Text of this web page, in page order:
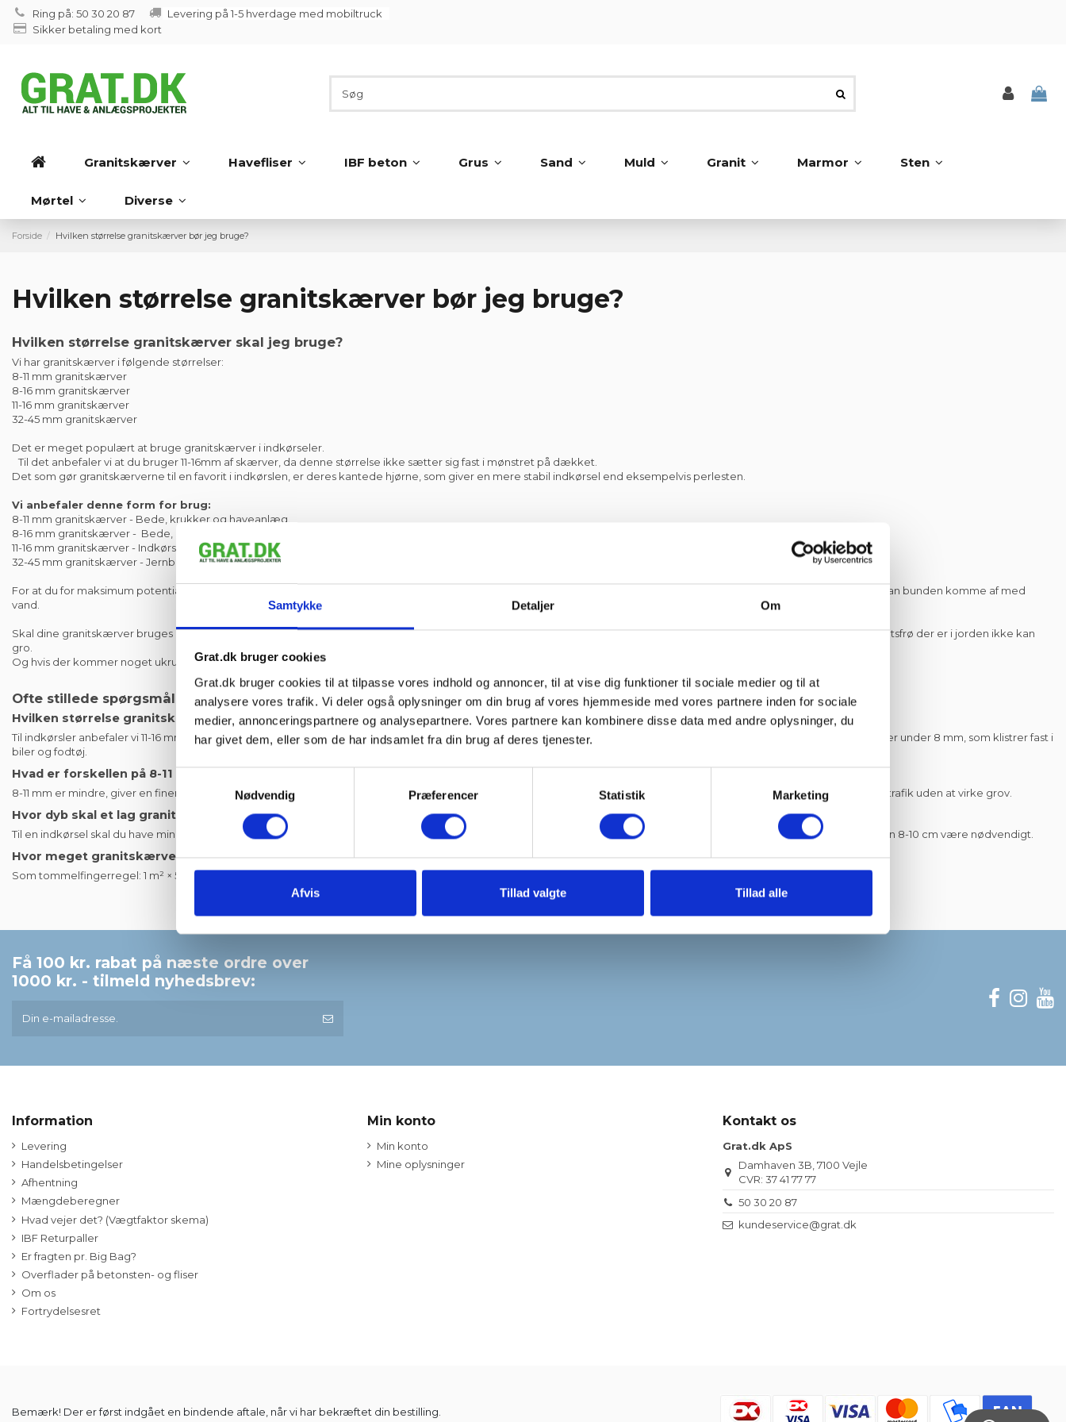
Samtykke Detaljer Om
Grat.dk bruger cookies
Grat.dk bruger cookies til at tilpasse vores indhold og annoncer, til at vise dig funktioner til sociale medier og til at
analysere vores trafik. Vi deler også oplysninger om din brug af vores hjemmeside med vores partnere inden for sociale
medier, annonceringspartnere og analysepartnere. Vores partnere kan kombinere disse data med andre oplysninger, du
har givet dem, eller som de har indsamlet fra din brug af deres tjenester.
Nødvendig
Præferencer Statistik Marketing
Afvis Tillad valgte Tillad alle
Ring på: 50 30 20 87
Levering på 1-5 hverdage med mobiltruck
Sikker betaling med kort
Granitskærver Havefliser IBF beton Grus Sand Muld Granit Marmor Sten
Mørtel Diverse
Forside Hvilken størrelse granitskærver bør jeg bruge?
Hvilken størrelse granitskærver bør jeg bruge?
Hvilken størrelse granitskærver skal jeg bruge?
Vi har granitskærver i følgende størrelser:
8-11 mm granitskærver
8-16 mm granitskærver
11-16 mm granitskærver
32-45 mm granitskærver
Det er meget populært at bruge granitskærver i indkørseler.
Til det anbefaler vi at du bruger 11-16mm af skærver, da denne størrelse ikke sætter sig fast i mønstret på dækket.
Det som gør granitskærverne til en favorit i indkørslen, er deres kantede hjørne, som giver en mere stabil indkørsel end eksempelvis perlesten.
Vi anbefaler denne form for brug:
8-11 mm granitskærver - Bede, krukker og haveanlæg.
8-16 mm granitskærver - Bede, krukker og haveanlæg.
11-16 mm granitskærver - Indkørsler (Sætter sig ikkei dæk)
32-45 mm granitskærver - Jernbaneskærver, Indkørsler og havenanlæg.
For at du for maksimum potentiale ud af dine granitskærver anbefaler vi at du laver en god bund. Dette kan opnås med et lag stabilgrus, og dertil et lag stenmel. Således kan bunden komme af med
vand.
Skal dine granitskærver bruges i et bed, kan du med fordel bruge en ukrudtsdug også kaldt fibertex. Fibertex forhindrer lyset i at ramme jorden. Dette sikrere at de ukrudtsfrø der er i jorden ikke kan
gro.
Og hvis der kommer noget ukrudt op igennem fibertexen er det nemt at fjerne.
Ofte stillede spørgsmål
Hvilken størrelse granitskærver er bedst til en indkørsel?
Til indkørsler anbefaler vi 11-16 mm eller 16-22 mm granitskærver. De er store nok til ikke at sætte sig i dækmønster, men små nok til at give en jævn overflade. Undgå skærver under 8 mm, som klistrer fast i
biler og fodtøj.
Hvad er forskellen på 8-11 mm og 11-16 mm granitskærver?
8-11 mm er mindre, giver en finere overflade og passer bedst til gangstier og områder med fodtrafik. 11-16 mm er den mest populære indkørselsstørrelse — robust nok til biltrafik uden at virke grov.
Hvor dyb skal et lag granitskærver være?
Til en indkørsel skal du have minimum 5-7 cm granitskærver oven på et stabilgrus-bæreunderlag. Til gangstier er 3-5 cm tilstrækkeligt. Til parkeringsarealer og tung trafik kan 8-10 cm være nødvendigt.
Hvor meget granitskærver skal jeg bruge pr. m²?
Som tommelfingerregel: 1 m² × 5 cm dybde = ca. 75-90 kg granitskærver. En 1000 kg big bag dækker derfor ca. 12-13 m² ved 5 cm dybde.
Få 100 kr. rabat på næste ordre over
1000 kr. - tilmeld nyhedsbrev:
Information
Levering
Handelsbetingelser
Afhentning
Mængdeberegner
Hvad vejer det? (Vægtfaktor skema)
IBF Returpaller
Er fragten pr. Big Bag?
Overflader på betonsten- og fliser
Om os
Fortrydelsesret
Min konto
Min konto
Mine oplysninger
Kontakt os
Grat.dk ApS
Damhaven 3B, 7100 Vejle
CVR: 37 41 77 77
50 30 20 87
kundeservice@grat.dk
Bemærk! Der er først indgået en bindende aftale, når vi har bekræftet din bestilling.